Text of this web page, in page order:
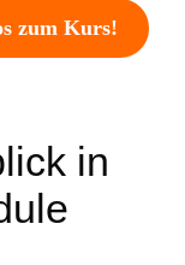
zum Kurs!
in